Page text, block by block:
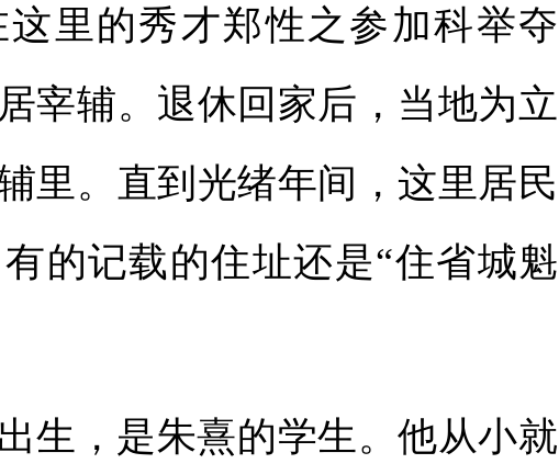
这里的秀才郑性之参加科举夺
宰辅。退休回家后，当地为立
里。直到光绪年间，这里居民
的记载的住址还是“住省城魁
，是朱熹的学生。他从小就